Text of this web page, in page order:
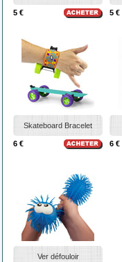
5 € 5 €
Skateboard Bracelet
6 € 6 €
Ver défouloir